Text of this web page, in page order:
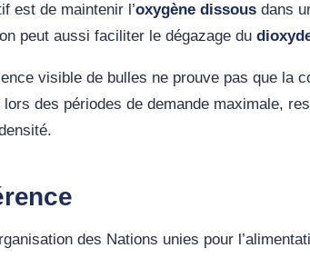
est de maintenir l’oxygène dissous dans
peut aussi faciliter le dégazage du
visible de bulles ne prouve pas que la
lors des périodes de demande maximale,
des Nations unies pour